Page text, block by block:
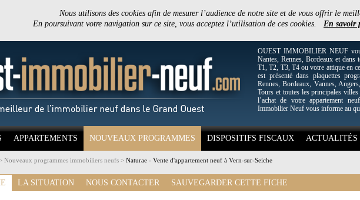
Nous utilisons des cookies afin de mesurer l’audience de notre site et de vous offrir le
En poursuivant votre navigation sur ce site, vous acceptez l’utilisation de ces cookies. En savoir
OUEST IMMOBILIER NEUF
Nantes, Rennes, Bordeaux et
T1, T2, T3, T4 ou votre attique en
est présenté dans plaquettes
Rennes, Bordeaux, Vannes,
Tours et toutes les principales
l’achat de votre appartement
Immobilier Neuf vous informe au
APPARTEMENTS NOUVEAUX PROGRAMMES DISPOSITIFS FISCAUX ACTUALITÉS
Nouveaux programmes immobiliers neufs > Naturae - Vente d'appartement neuf à Vern-sur-Seiche
LA SITUATION NOUS CONTACTER SAUVEGARDER CETTE FICHE